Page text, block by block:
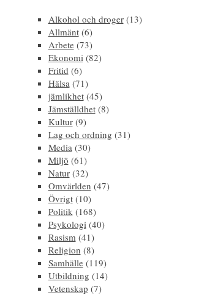
Alkohol och droger(13)
Allmänt(6)
Arbete(73)
Ekonomi(82)
Fritid (6)
Hälsa(71)
jämlikhet(45)
Jämställdhet(8)
Kultur(9)
Lag och ordning (31)
Media(30)
Miljö (61)
Natur(32)
Omvärlden (47)
Övrigt(10)
Politik(168)
Psykologi(40)
Rasism(41)
Religion (8)
Samhälle(119)
Utbildning (14)
Vetenskap (7)